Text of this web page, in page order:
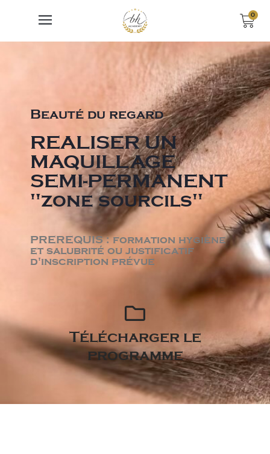
0
Beauté du regard
REALISER UN
MAQUILLAGE
SEMI-PERMANENT
"zone sourcils"
PREREQUIS : formation hygiène
et salubrité ou justificatif
d'inscription prévue
Télécharger le
programme